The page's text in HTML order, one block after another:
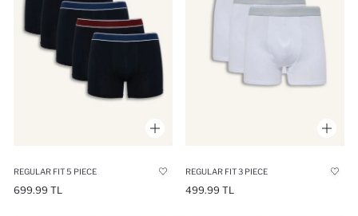
REGULAR FIT 5 PIECE
699.99 TL
REGULAR FIT 3 PIECE
499.99 TL